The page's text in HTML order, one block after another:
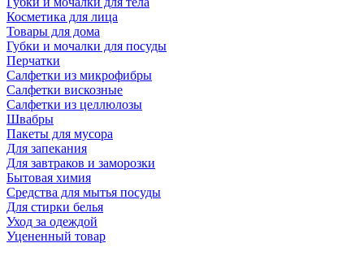
Косметика для лица
Товары для дома
Губки и мочалки для посуды
Перчатки
Салфетки из микрофибры
Салфетки вискозные
Салфетки из целлюлозы
Швабры
Пакеты для мусора
Для запекания
Для завтраков и заморозки
Бытовая химия
Средства для мытья посуды
Для стирки белья
Уход за одеждой
Уцененный товар